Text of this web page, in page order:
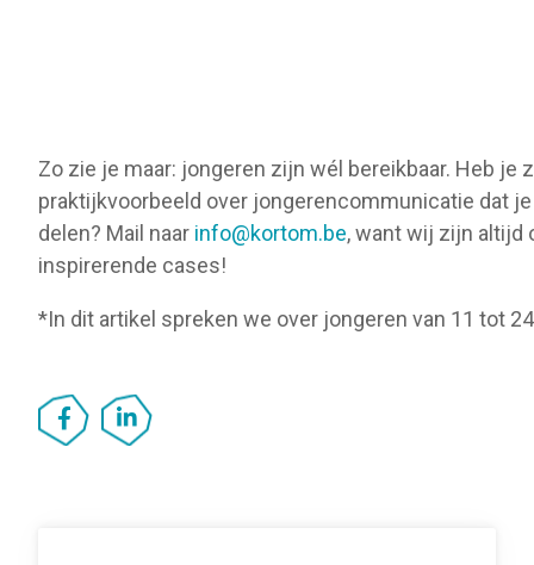
Zo zie je maar: jongeren zijn wél bereikbaar. Heb je
praktijkvoorbeeld over jongerencommunicatie dat
delen? Mail naar info@kortom.be, want wij zijn altijd
inspirerende cases!
*In dit artikel spreken we over jongeren van 11 tot